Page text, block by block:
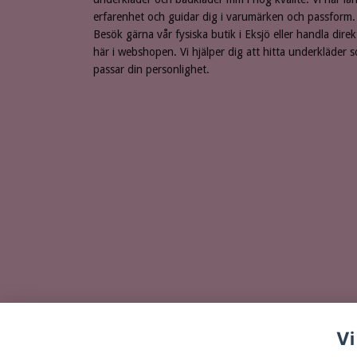
erfarenhet och guidar dig i varumärken och passform.
Besök gärna vår fysiska butik i Eksjö eller handla
här i webshopen. Vi hjälper dig att hitta underkläder
passar din personlighet.